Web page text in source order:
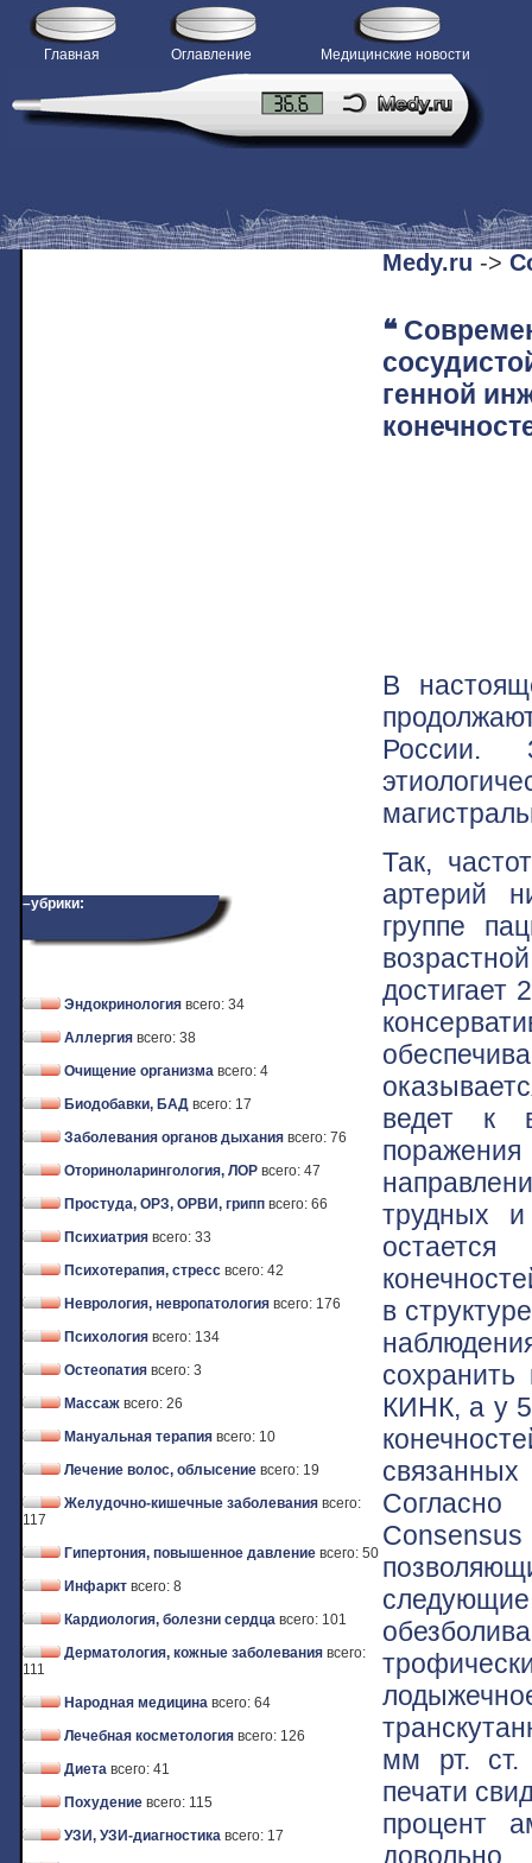
Главная Оглавление Медицинские новости
–убрики:
Эндокринология всего: 34
Аллергия всего: 38
Очищение организма всего: 4
Биодобавки, БАД всего: 17
Заболевания органов дыхания всего: 76
Оториноларингология, ЛОР всего: 47
Простуда, ОРЗ, ОРВИ, грипп всего: 66
Психиатрия всего: 33
Психотерапия, стресс всего: 42
Неврология, невропатология всего: 176
Психология всего: 134
Остеопатия всего: 3
Массаж всего: 26
Мануальная терапия всего: 10
Лечение волос, облысение всего: 19
Желудочно-кишечные заболевания всего:
117
Гипертония, повышенное давление всего: 50
Инфаркт всего: 8
Кардиология, болезни сердца всего: 101
Дерматология, кожные заболевания всего:
111
Народная медицина всего: 64
Лечебная косметология всего: 126
Диета всего: 41
Похудение всего: 115
УЗИ, УЗИ-диагностика всего: 17
Medy.ru ->
❝
генной
В
России.
Так,
артерий
группе
достигает
ведет к
трудных
в
КИНК, а у
мм рт. ст.
печати
процент
довольно